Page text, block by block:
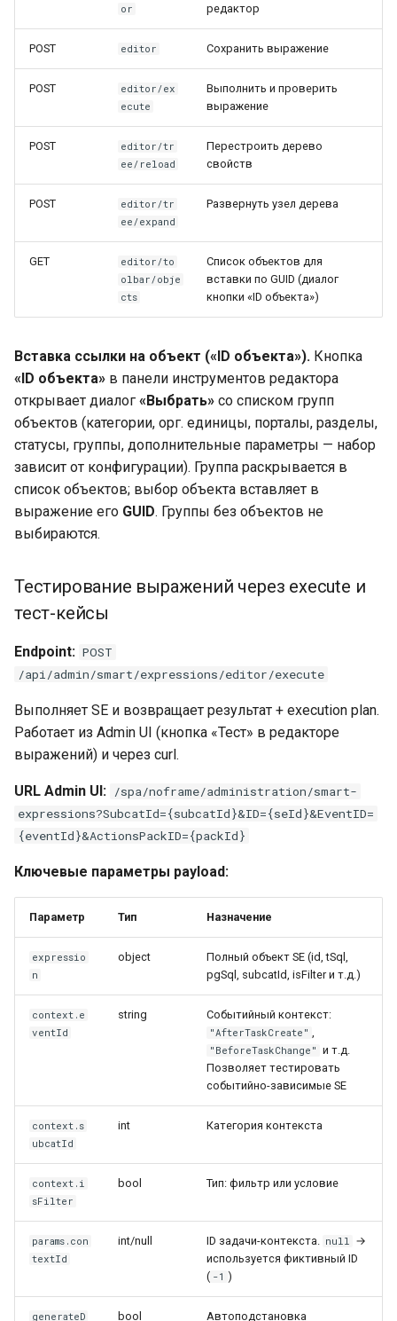
or редактор
POST editor Сохранить выражение
POST
editor/ex
ecute
Выполнить и проверить
выражение
POST
editor/tr
ee/reload
Перестроить дерево
свойств
POST
editor/tr
ee/expand
Развернуть узел дерева
GET
editor/to
olbar/obje
cts
Список объектов для
вставки по GUID (диалог
кнопки «ID объекта»)
Вставка ссылки на объект («ID объекта»). Кнопка
«ID объекта» в панели инструментов редактора
открывает диалог «Выбрать» со списком групп
объектов (категории, орг. единицы, порталы, разделы,
статусы, группы, дополнительные параметры — набор
зависит от конфигурации). Группа раскрывается в
список объектов; выбор объекта вставляет в
выражение его GUID. Группы без объектов не
выбираются.
Тестирование выражений через execute и
тест-кейсы
Endpoint: POST
/api/admin/smart/expressions/editor/execute
Выполняет SE и возвращает результат + execution plan.
Работает из Admin UI (кнопка «Тест» в редакторе
выражений) и через curl.
URL Admin UI: /spa/noframe/administration/smart-
expressions?SubcatId={subcatId}&ID={seId}&EventID=
{eventId}&ActionsPackID={packId}
Ключевые параметры payload:
Параметр Тип Назначение
expressio
n
object
Полный объект SE (id, tSql,
pgSql, subcatId, isFilter и т.д.)
context.e
ventId
string Событийный контекст:
"AfterTaskCreate" ,
"BeforeTaskChange" и т.д.
Позволяет тестировать
событийно-зависимые SE
context.s
ubcatId
int Категория контекста
context.i
sFilter
bool Тип: фильтр или условие
params.con
textId
int/null ID задачи-контекста. null →
используется фиктивный ID
( -1 )
generateD
bool
Автоподстановка